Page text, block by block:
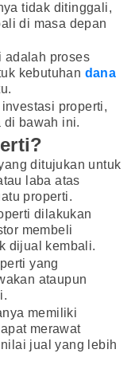
tidak ditinggali,
di masa depan
adalah proses
kebutuhan dana
properti,
di bawah ini.
ditujukan untuk
laba atas
properti.
dilakukan
membeli
dijual kembali.
yang
ataupun
memiliki
merawat
jual yang lebih